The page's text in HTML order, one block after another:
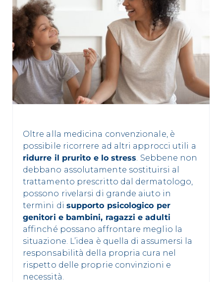
Oltre alla medicina convenzionale, è
possibile ricorrere ad altri approcci utili a
ridurre il prurito e lo stress. Sebbene non
debbano assolutamente sostituirsi al
trattamento prescritto dal dermatologo,
possono rivelarsi di grande aiuto in
termini di supporto psicologico per
genitori e bambini, ragazzi e adulti
affinché possano affrontare meglio la
situazione. L’idea è quella di assumersi la
responsabilità della propria cura nel
rispetto delle proprie convinzioni e
necessità.